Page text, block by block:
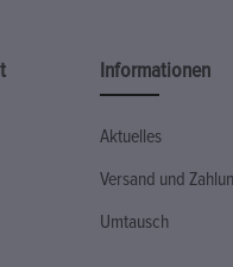
Informationen
Aktuelles
Versand und
Umtausch